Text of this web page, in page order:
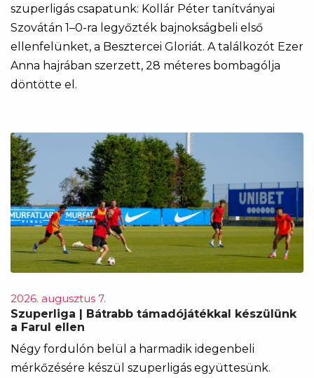
szuperligás csapatunk: Kollár Péter tanítványai
Szovátán 1–0-ra legyőzték bajnokságbeli első
ellenfelünket, a Besztercei Gloriát. A találkozót Ezer
Anna hajrában szerzett, 28 méteres bombagólja
döntötte el.
2026. augusztus 7.
Szuperliga | Bátrabb támadójátékkal készülünk
a Farul ellen
Négy fordulón belül a harmadik idegenbeli
mérkőzésére készül szuperligás együttesünk.